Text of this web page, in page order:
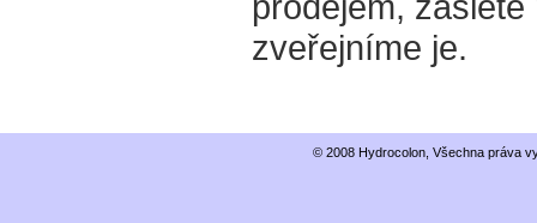
zveřejníme je.
© 2008 Hydrocolon, Všechna práva